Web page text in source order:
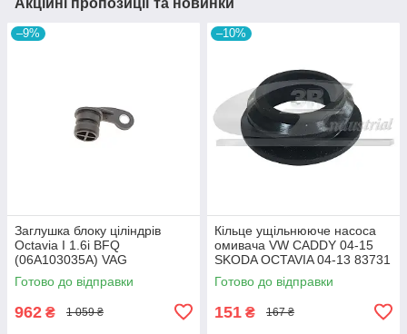
–9%
Заглушка блоку ціліндрів
Octavia I 1.6i BFQ
(06A103035A) VAG
06A103035A VAG
Готово до відправки
962 ₴ 1 059 ₴
–10%
Кiльце ущiльнююче насоса
омивача VW CADDY 04-15
SKODA OCTAVIA 04-13 83731
3RG
Готово до відправки
151 ₴ 167 ₴